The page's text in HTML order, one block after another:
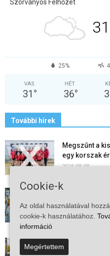
Szórványos Felhőzet
25%
VAS
31 °
HÉT
36°
További hírek
Megszűnt a
egy korszak
2026-08-08
Aktuális
és a...
Vitézy Dávid:
Cookie-k
Az oldal használatával
cookie-k használatához.
információ
Megértettem